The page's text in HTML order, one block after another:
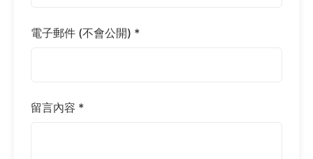
電子郵件 (不會公開) *
留言內容 *